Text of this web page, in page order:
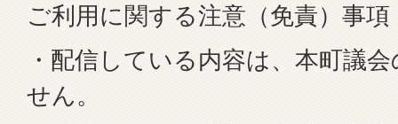
ご利用に関する注意（免責）事項
・配信している内容は、本町議
せん。